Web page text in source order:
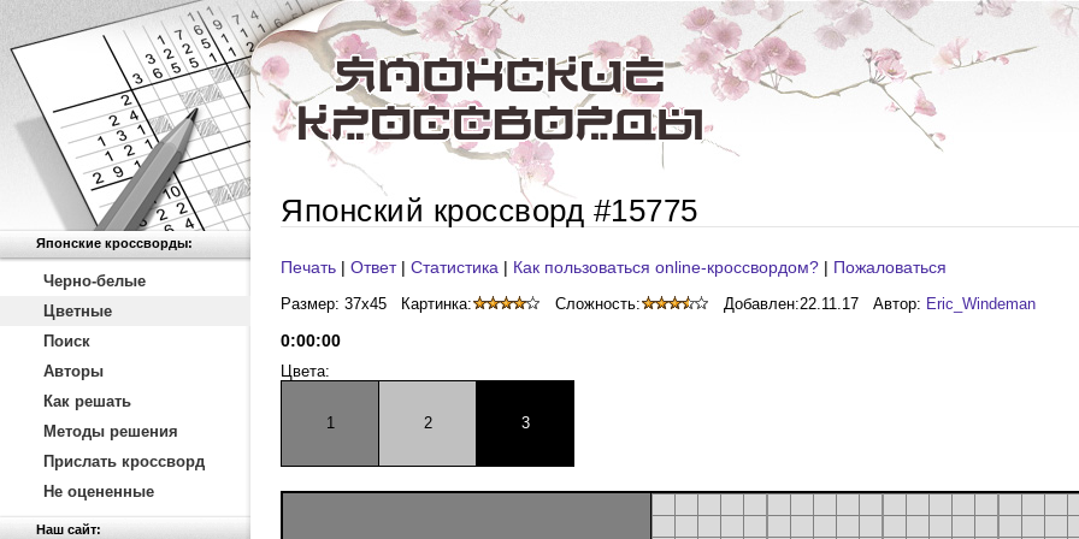
Японские кроссворды:
Черно-белые
Цветные
Поиск
Авторы
Как решать
Методы решения
Прислать кроссворд
Не оцененные
Наш сайт:
Японский кроссворд #15775
Печать | Ответ| Статистика | Как пользоваться online-кроссвордом? | Пожаловаться
Размер: 37x45 Картинка: Сложность: Добавлен:22.11.17 Автор: Eric_Windeman
0:00:00
Цвета:
1 2 3